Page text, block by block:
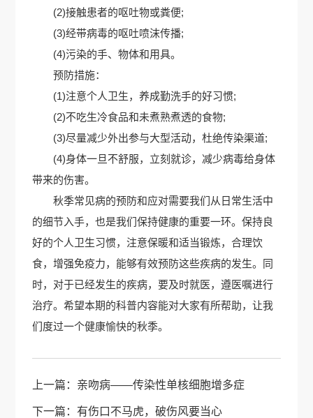
(2)接触患者的呕吐物或粪便;
(3)经带病毒的呕吐喷沫传播;
(4)污染的手、物体和用具。
预防措施：
(1)注意个人卫生，养成勤洗手的好习惯;
(2)不吃生冷食品和未煮熟煮透的食物;
(3)尽量减少外出参与大型活动，杜绝传染渠道;
(4)身体一旦不舒服，立刻就诊，减少病毒给身体
带来的伤害。
秋季常见病的预防和应对需要我们从日常生活中
的细节入手，也是我们保持健康的重要一环。保持良
好的个人卫生习惯，注意保暖和适当锻炼，合理饮
食，增强免疫力，能够有效预防这些疾病的发生。同
时，对于已经发生的疾病，要及时就医，遵医嘱进行
治疗。希望本期的科普内容能对大家有所帮助，让我
们度过一个健康愉快的秋季。
上一篇： 亲吻病——传染性单核细胞增多症
下一篇：有伤口不马虎，破伤风要当心